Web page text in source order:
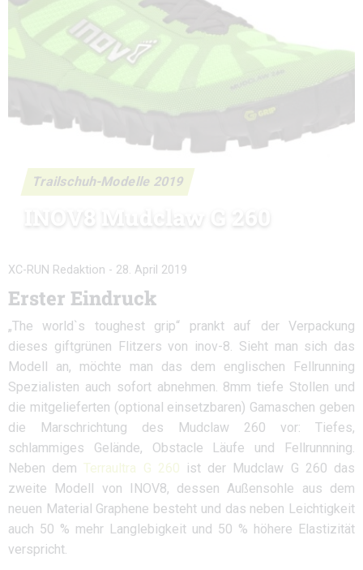
Trailschuh-Modelle 2019
INOV8 Mudclaw G 260
XC-RUN Redaktion - 28. April 2019
Erster Eindruck
„The world`s toughest grip“ prankt auf der Verpackung
dieses giftgrünen Flitzers von inov-8. Sieht man sich das
Modell an, möchte man das dem englischen Fellrunning
Spezialisten auch sofort abnehmen. 8mm tiefe Stollen und
die mitgelieferten (optional einsetzbaren) Gamaschen geben
die Marschrichtung des Mudclaw 260 vor: Tiefes,
schlammiges Gelände, Obstacle Läufe und Fellrunnning.
Neben demTerraultra G 260 ist der Mudclaw G 260 das
zweite Modell von INOV8, dessen Außensohle aus dem
neuen Material Graphene besteht und das neben Leichtigkeit
auch 50 % mehr Langlebigkeit und 50 % höhere Elastizität
verspricht.